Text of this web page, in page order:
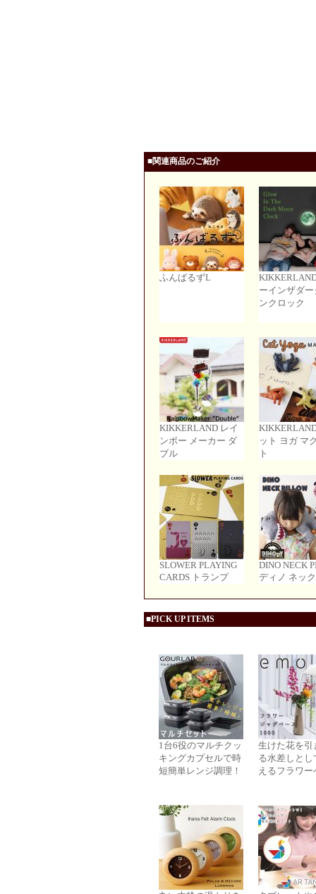
■関連商品のご紹介
ふんばるずL
ーインザダ
ンクロック
KIKKERLAND レイ
ンボー メーカー ダ
ブル
ット ヨガ マ
ト
SLOWER PLAYING
CARDS トランプ
DINO NECK
ディノ ネッ
■PICK UP ITEMS
1台6役のマルチクッ
キングカプセルで時
短簡単レンジ調理！
生けた花を引
る水差しとし
えるフラワー